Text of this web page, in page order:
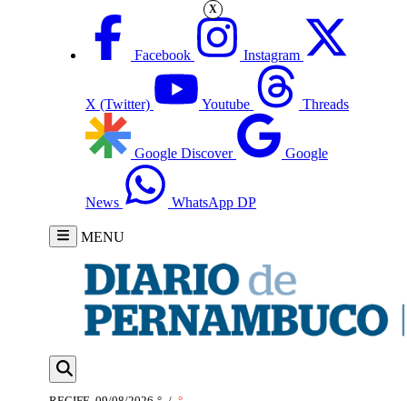
Facebook Instagram
X (Twitter) Youtube Threads
Google Discover Google
News WhatsApp DP
MENU
X